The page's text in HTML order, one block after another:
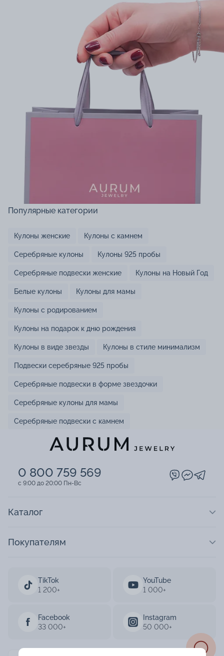
Популярные категории
Кулоны женские Кулоны с камнем
Серебряные кулоны Кулоны 925 пробы
Серебряные подвески женские Кулоны на Новый Год
Белые кулоны Кулоны для мамы
Кулоны с родированием
Кулоны на подарок к дню рождения
Кулоны в виде звезды Кулоны в стиле минимализм
Подвески серебряные 925 пробы
Серебряные подвески в форме звездочки
Серебряные кулоны для мамы
Серебряные подвески с камнем
0 800 759 569
c 9:00 до 20:00 Пн-Вс
TikTok
1 200+
YouTube
1 000+
Facebook
33 000+
Instagram
50 000+
Каталог
Покупателям